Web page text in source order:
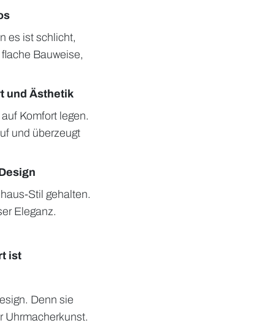
es ist schlicht,
Bauweise,
und Ästhetik
Komfort legen.
und überzeugt
Stil gehalten.
Eleganz.
ist
Denn sie
Uhrmacherkunst.